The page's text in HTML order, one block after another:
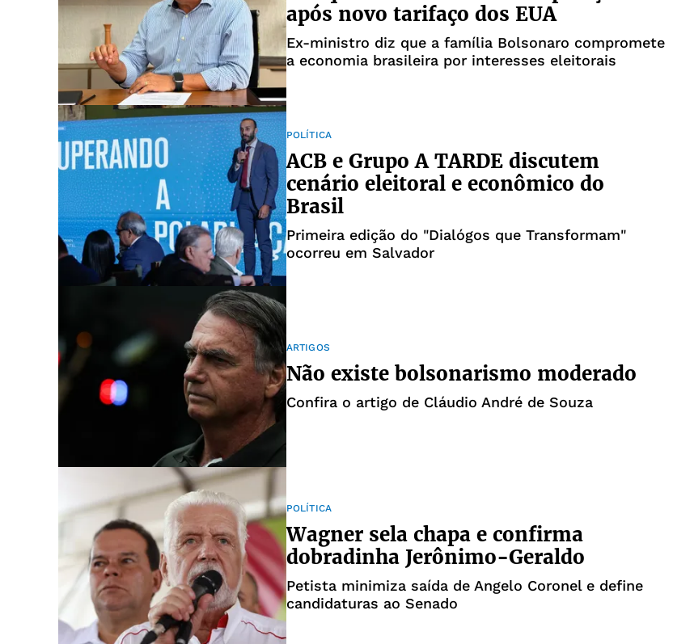
após novo tarifaço dos EUA
Ex-ministro diz que a família Bolsonaro compromete
a economia brasileira por interesses eleitorais
POLÍTICA
ACB e Grupo A TARDE discutem
cenário eleitoral e econômico do
Brasil
Primeira edição do "Dialógos que Transformam"
ocorreu em Salvador
ARTIGOS
Não existe bolsonarismo moderado
Confira o artigo de Cláudio André de Souza
POLÍTICA
Wagner sela chapa e confirma
dobradinha Jerônimo-Geraldo
Petista minimiza saída de Angelo Coronel e define
candidaturas ao Senado